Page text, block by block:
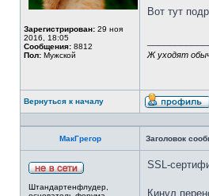
Зарегистрирован: 29 ноя
2016, 18:05
Сообщения: 8812
Пол: Мужской
Вот тут
Ж уходят
Вернуться к началу
МакГрегор Заголовок
Штандартенфлудер,
SSL-
Кинул